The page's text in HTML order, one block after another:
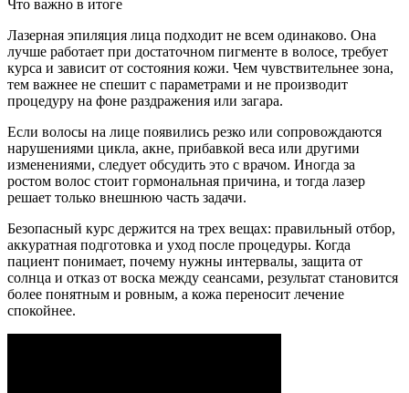
Что важно в итоге
Лазерная эпиляция лица подходит не всем одинаково. Она
лучше работает при достаточном пигменте в волосе, требует
курса и зависит от состояния кожи. Чем чувствительнее зона,
тем важнее не спешит с параметрами и не производит
процедуру на фоне раздражения или загара.
Если волосы на лице появились резко или сопровождаются
нарушениями цикла, акне, прибавкой веса или другими
изменениями, следует обсудить это с врачом. Иногда за
ростом волос стоит гормональная причина, и тогда лазер
решает только внешнюю часть задачи.
Безопасный курс держится на трех вещах: правильный отбор,
аккуратная подготовка и уход после процедуры. Когда
пациент понимает, почему нужны интервалы, защита от
солнца и отказ от воска между сеансами, результат становится
более понятным и ровным, а кожа переносит лечение
спокойнее.